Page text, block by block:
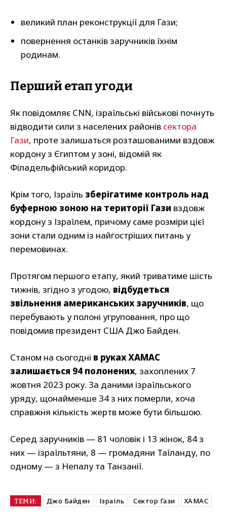
великий план реконструкції для Гази;
повернення останків заручників їхнім
родинам.
Перший етап угоди
Як повідомляє CNN, ізраїльські військові почнуть
відводити сили з населених районів сектора
Гази, проте залишаться розташованими вздовж
кордону з Єгиптом у зоні, відомій як
Філадельфійський коридор.
Крім того, Ізраїль зберігатиме контроль над
буферною зоною на території Гази вздовж
кордону з Ізраїлем, причому саме розміри цієї
зони стали одним із найгостріших питань у
перемовинах.
Протягом першого етапу, який триватиме шість
тижнів, згідно з угодою, відбудеться
звільнення американських заручників, що
перебувають у полоні угруповання, про що
повідомив президент США Джо Байден.
Станом на сьогодні в руках ХАМАС
залишається 94 полонених, захоплених 7
жовтня 2023 року. За даними ізраїльського
уряду, щонайменше 34 з них померли, хоча
справжня кількість жертв може бути більшою.
Серед заручників — 81 чоловік і 13 жінок, 84 з
них — ізраїльтяни, 8 — громадяни Таїланду, по
одному — з Непалу та Танзанії.
ТЕМИ: Джо Байден Ізраїль Сектор Гази ХАМАС